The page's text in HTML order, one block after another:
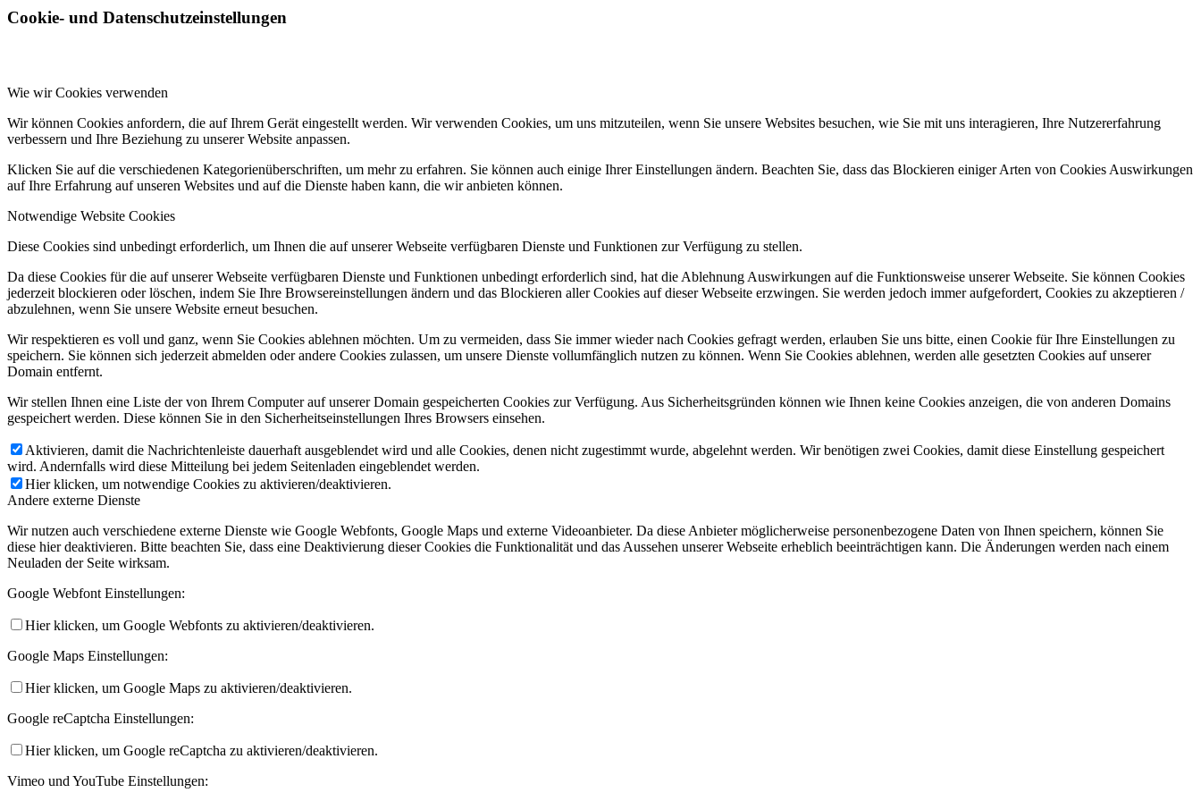
Cookie- und Datenschutzeinstellungen
Wie wir Cookies verwenden
Wir können Cookies anfordern, die auf Ihrem Gerät eingestellt werden. Wir verwenden Cookies, um uns mitzuteilen, wenn Sie unsere Websites besuchen, wie Sie mit uns interagieren, Ihre Nutzererfahrung
verbessern und Ihre Beziehung zu unserer Website anpassen.
Klicken Sie auf die verschiedenen Kategorienüberschriften, um mehr zu erfahren. Sie können auch einige Ihrer Einstellungen ändern. Beachten Sie, dass das Blockieren einiger Arten von Cookies Auswirkungen
auf Ihre Erfahrung auf unseren Websites und auf die Dienste haben kann, die wir anbieten können.
Notwendige Website Cookies
Diese Cookies sind unbedingt erforderlich, um Ihnen die auf unserer Webseite verfügbaren Dienste und Funktionen zur Verfügung zu stellen.
Da diese Cookies für die auf unserer Webseite verfügbaren Dienste und Funktionen unbedingt erforderlich sind, hat die Ablehnung Auswirkungen auf die Funktionsweise unserer Webseite. Sie können Cookies
jederzeit blockieren oder löschen, indem Sie Ihre Browsereinstellungen ändern und das Blockieren aller Cookies auf dieser Webseite erzwingen. Sie werden jedoch immer aufgefordert, Cookies zu akzeptieren /
abzulehnen, wenn Sie unsere Website erneut besuchen.
Wir respektieren es voll und ganz, wenn Sie Cookies ablehnen möchten. Um zu vermeiden, dass Sie immer wieder nach Cookies gefragt werden, erlauben Sie uns bitte, einen Cookie für Ihre Einstellungen zu
speichern. Sie können sich jederzeit abmelden oder andere Cookies zulassen, um unsere Dienste vollumfänglich nutzen zu können. Wenn Sie Cookies ablehnen, werden alle gesetzten Cookies auf unserer
Domain entfernt.
Wir stellen Ihnen eine Liste der von Ihrem Computer auf unserer Domain gespeicherten Cookies zur Verfügung. Aus Sicherheitsgründen können wie Ihnen keine Cookies anzeigen, die von anderen Domains
gespeichert werden. Diese können Sie in den Sicherheitseinstellungen Ihres Browsers einsehen.
Aktivieren, damit die Nachrichtenleiste dauerhaft ausgeblendet wird und alle Cookies, denen nicht zugestimmt wurde, abgelehnt werden. Wir benötigen zwei Cookies, damit diese Einstellung gespeichert
wird. Andernfalls wird diese Mitteilung bei jedem Seitenladen eingeblendet werden.
Hier klicken, um notwendige Cookies zu aktivieren/deaktivieren.
Andere externe Dienste
Wir nutzen auch verschiedene externe Dienste wie Google Webfonts, Google Maps und externe Videoanbieter. Da diese Anbieter möglicherweise personenbezogene Daten von Ihnen speichern, können Sie
diese hier deaktivieren. Bitte beachten Sie, dass eine Deaktivierung dieser Cookies die Funktionalität und das Aussehen unserer Webseite erheblich beeinträchtigen kann. Die Änderungen werden nach einem
Neuladen der Seite wirksam.
Google Webfont Einstellungen:
Hier klicken, um Google Webfonts zu aktivieren/deaktivieren.
Google Maps Einstellungen:
Hier klicken, um Google Maps zu aktivieren/deaktivieren.
Google reCaptcha Einstellungen:
Hier klicken, um Google reCaptcha zu aktivieren/deaktivieren.
Vimeo und YouTube Einstellungen: